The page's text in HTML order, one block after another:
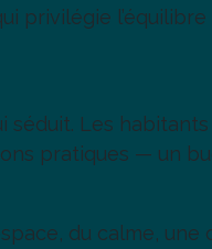
privilégie
Les
pratiques — un
du calme,